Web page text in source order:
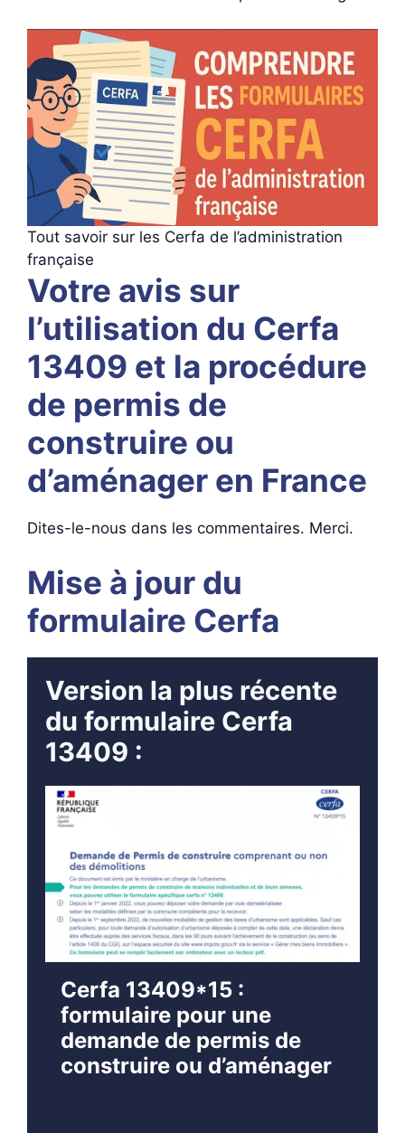
Tout savoir sur les Cerfa de l’administration
française
Votre avis sur
l’utilisation du Cerfa
13409 et la procédure
de permis de
construire ou
d’aménager en France
Dites-le-nous dans les commentaires. Merci.
Mise à jour du
formulaire Cerfa
Version la plus récente
du formulaire Cerfa
13409 :
Cerfa 13409*15 :
formulaire pour une
demande de permis de
construire ou d’aménager